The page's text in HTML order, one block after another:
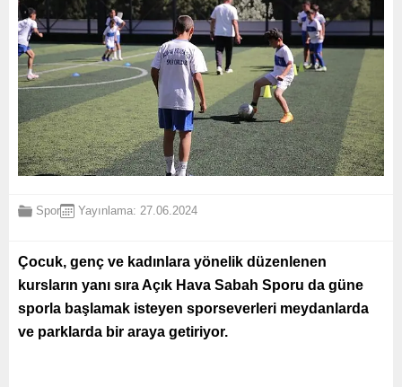
Spor Yayınlama: 27.06.2024
Çocuk, genç ve kadınlara yönelik düzenlenen
kursların yanı sıra Açık Hava Sabah Sporu da güne
sporla başlamak isteyen sporseverleri meydanlarda
ve parklarda bir araya getiriyor.